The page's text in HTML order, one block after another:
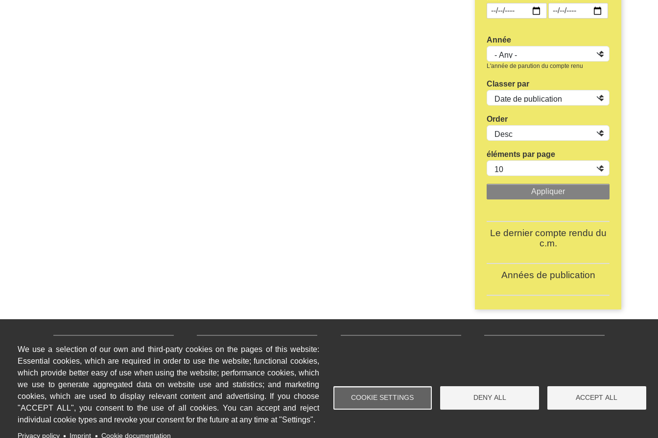
Année
L'année de parution du compte renu
Classer par
Order
éléments par page
Le dernier compte rendu du
c.m.
Années de publication
Papiers d'identité
Service en ligne
La Poste
Contact
Logements
Déchèterie
Réglementations
Analyses eau
Fayet
Transport
We use a selection of our own and third-party cookies on the pages of this website:
Essential cookies, which are required in order to use the website; functional cookies,
which provide better easy of use when using the website; performance cookies, which
we use to generate aggregated data on website use and statistics; and marketing
cookies, which are used to display relevant content and advertising. If you choose
"ACCEPT ALL", you consent to the use of all cookies. You can accept and reject
individual cookie types and revoke your consent for the future at any time at "Settings".
Privacy policy Imprint Cookie documentation
COOKIE SETTINGS DENY ALL ACCEPT ALL